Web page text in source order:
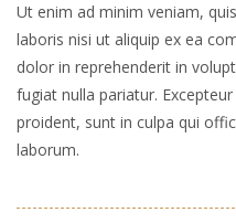
Ut enim ad minim veniam,
laboris nisi ut aliquip ex ea
dolor in reprehenderit in
fugiat nulla pariatur.
proident, sunt in culpa qui
laborum.